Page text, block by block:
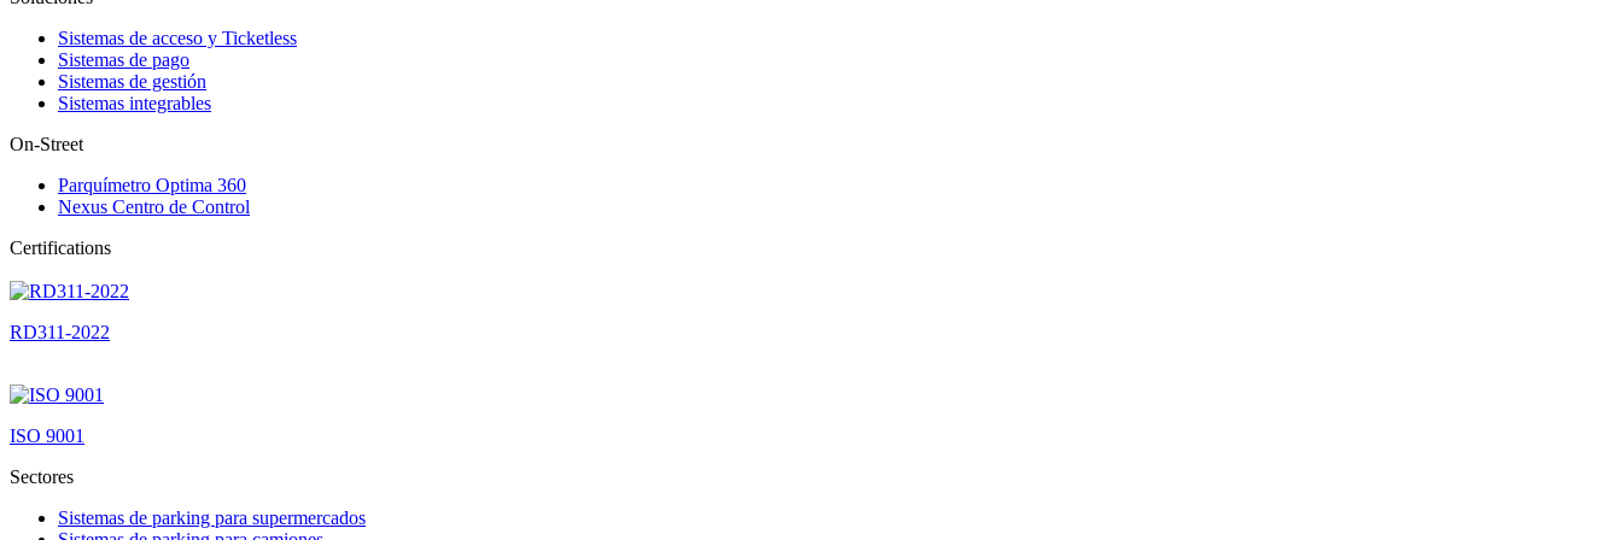
Sistemas de acceso y Ticketless
Sistemas de pago
Sistemas de gestión
Sistemas integrables
On-Street
Parquímetro Optima 360
Nexus Centro de Control
Certifications
RD311-2022
ISO 9001
Sectores
Sistemas de parking para supermercados